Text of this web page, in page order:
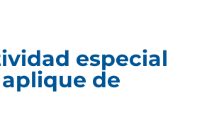
especial
de